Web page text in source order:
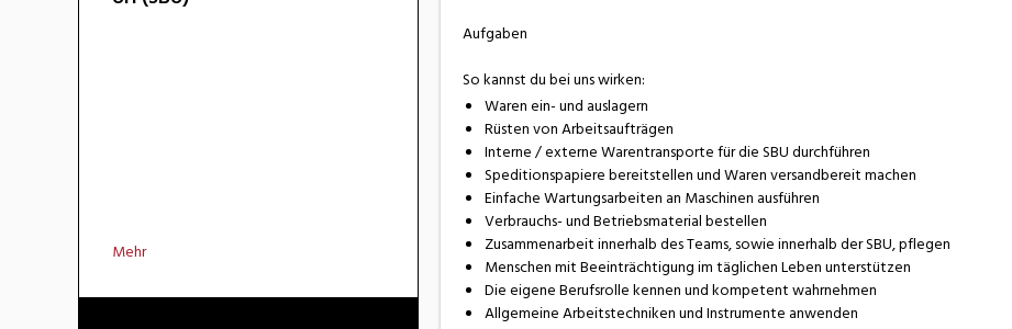
Mehr
Aufgaben
So kannst du bei uns wirken:
Waren ein- und auslagern
Rüsten von Arbeitsaufträgen
Interne / externe Warentransporte für die SBU durchführen
Speditionspapiere bereitstellen und Waren versandbereit machen
Einfache Wartungsarbeiten an Maschinen ausführen
Verbrauchs- und Betriebsmaterial bestellen
Zusammenarbeit innerhalb des Teams, sowie innerhalb der SBU, pflegen
Menschen mit Beeinträchtigung im täglichen Leben unterstützen
Die eigene Berufsrolle kennen und kompetent wahrnehmen
Allgemeine Arbeitstechniken und Instrumente anwenden